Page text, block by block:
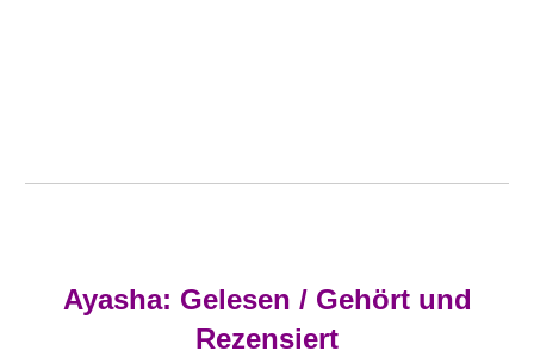
Ayasha: Gelesen / Gehört und
Rezensiert